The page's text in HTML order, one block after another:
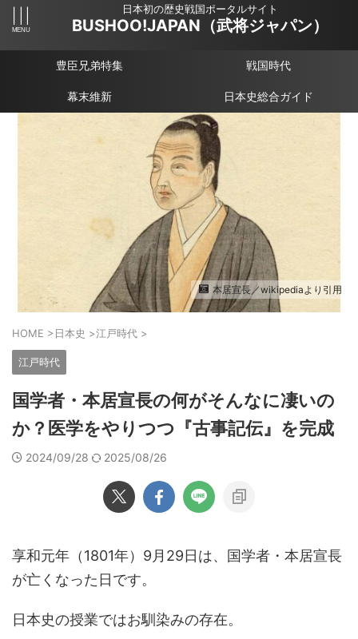
日本初の歴史戦国ポータルサイト
BUSHOO!JAPAN（武将ジャパン）
豊臣兄弟特集 戦国時代
幕末維新 日本史総合ガイド
本居宣長／wikipediaより引用
HOME >日本史 >江戸時代 >
江戸時代
国学者・本居宣長の何がそんなに凄いの
か？医学をやりつつ『古事記伝』を完成
2024/09/28 2025/08/26
享和元年（1801年）9月29日は、国学者・本居宣長
が亡くなった日です。
日本史の授業ではお馴染みの存在。